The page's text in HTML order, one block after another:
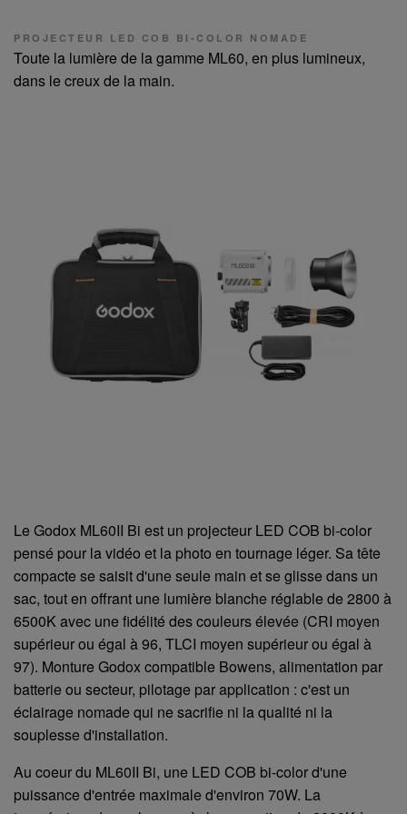
PROJECTEUR LED COB BI-COLOR NOMADE
Toute la lumière de la gamme ML60, en plus lumineux,
dans le creux de la main.
Le Godox ML60II Bi est un projecteur LED COB bi-color
pensé pour la vidéo et la photo en tournage léger. Sa tête
compacte se saisit d'une seule main et se glisse dans un
sac, tout en offrant une lumière blanche réglable de 2800 à
6500K avec une fidélité des couleurs élevée (CRI moyen
supérieur ou égal à 96, TLCI moyen supérieur ou égal à
97). Monture Godox compatible Bowens, alimentation par
batterie ou secteur, pilotage par application : c'est un
éclairage nomade qui ne sacrifie ni la qualité ni la
souplesse d'installation.
Au coeur du ML60II Bi, une LED COB bi-color d'une
puissance d'entrée maximale d'environ 70W. La